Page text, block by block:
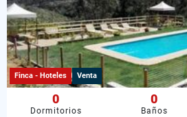
Finca - Hoteles Venta
0
Dormitorios
0
Baños